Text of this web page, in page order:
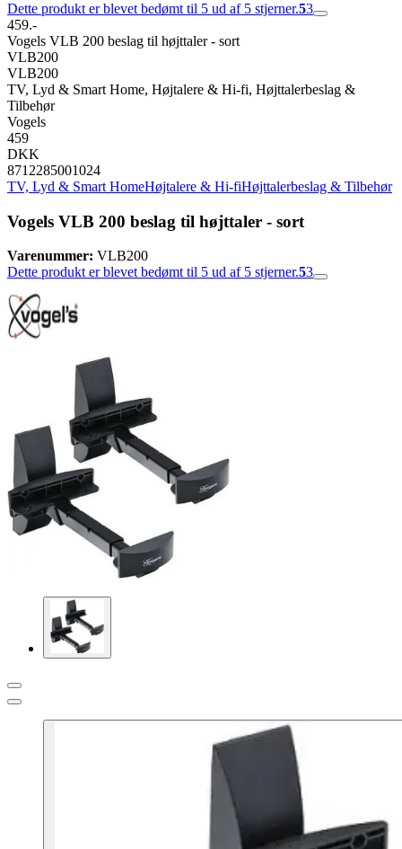
Dette produkt er blevet bedømt til 5 ud af 5 stjerner.53
459.-
Vogels VLB 200 beslag til højttaler - sort
VLB200
VLB200
TV, Lyd & Smart Home, Højtalere & Hi-fi, Højttalerbeslag &
Tilbehør
Vogels
459
DKK
8712285001024
TV, Lyd & Smart HomeHøjtalere & Hi-fiHøjttalerbeslag & Tilbehør
Vogels VLB 200 beslag til højttaler - sort
Varenummer: VLB200
Dette produkt er blevet bedømt til 5 ud af 5 stjerner.53